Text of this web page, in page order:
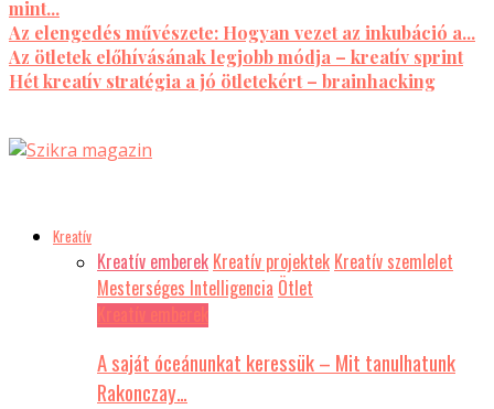
mint...
Az elengedés művészete: Hogyan vezet az inkubáció a...
Az ötletek előhívásának legjobb módja – kreatív sprint
Hét kreatív stratégia a jó ötletekért – brainhacking
Kreatív
Kreatív emberek Kreatív projektek Kreatív szemlelet
Mesterséges Intelligencia Ötlet
A saját óceánunkat keressük – Mit tanulhatunk
Rakonczay…